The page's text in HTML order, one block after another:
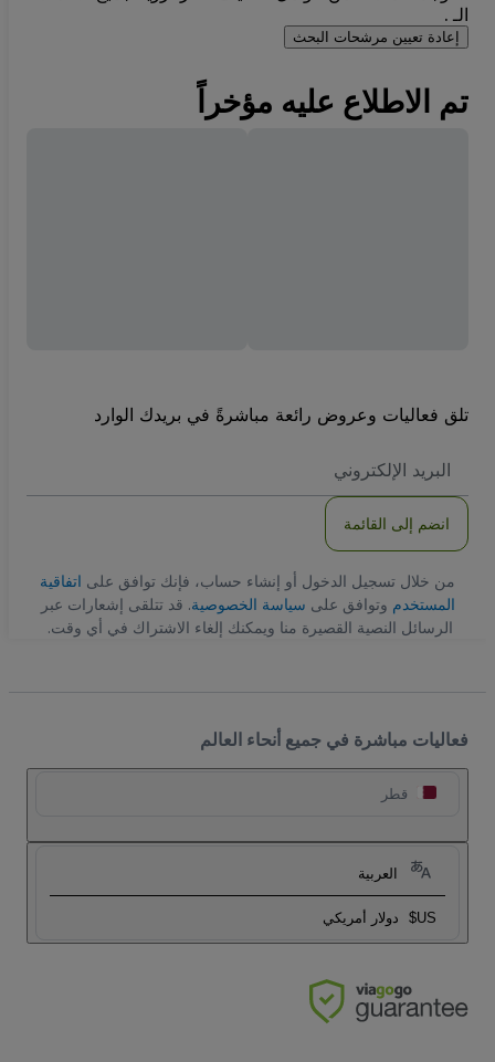
الـ .
إعادة تعيين مرشحات البحث
تم الاطلاع عليه مؤخراً
تلق فعاليات وعروض رائعة مباشرةً في بريدك الوارد
الاكتروني
انضم إلى القائمة
من خلال تسجيل الدخول أو إنشاء حساب، فإنك توافق على اتفاقية
المستخدم وتوافق على سياسة الخصوصية. قد تتلقى إشعارات عبر
الرسائل النصية القصيرة منا ويمكنك إلغاء الاشتراك في أي وقت.
فعاليات مباشرة في جميع أنحاء العالم
قطر
العربية
US$ دولار أمريكي